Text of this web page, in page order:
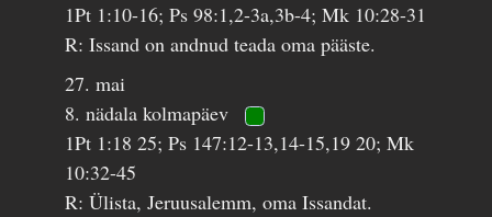
1Pt 1:10-16; Ps 98:1,2-3a,3b-4; Mk 10:28-31
R: Issand on andnud teada oma pääste.
27. mai
8. nädala kolmapäev
1Pt 1:18 25; Ps 147:12-13,14-15,19 20; Mk
10:32-45
R: Ülista, Jeruusalemm, oma Issandat.